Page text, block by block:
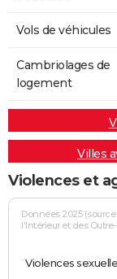
Vols de véhicules
Cambriolages de
logement
Villes
Violences et
Données 2025
l'Intérieur et des
Violences